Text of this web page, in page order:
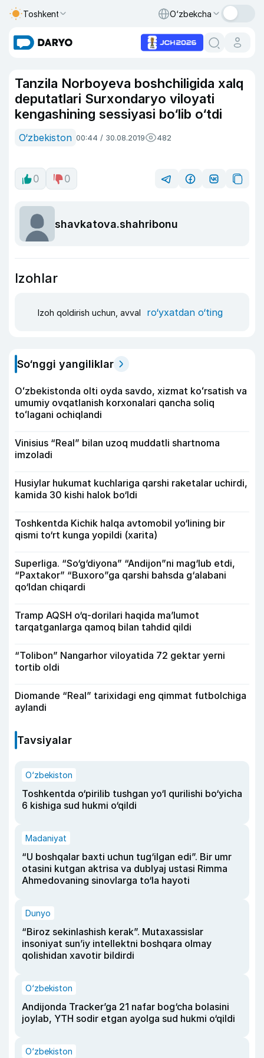
Toshkent O‘zbekcha
Tanzila Norboyeva boshchiligida xalq
deputatlari Surxondaryo viloyati
kengashining sessiyasi bo‘lib o‘tdi
O‘zbekiston 00:44 / 30.08.2019 482
0 0
shavkatova.shahribonu
Izohlar
Izoh qoldirish uchun, avval ro‘yxatdan o‘ting
So‘nggi yangiliklar
Oʻzbekistonda olti oyda savdo, xizmat koʻrsatish va
umumiy ovqatlanish korxonalari qancha soliq
toʻlagani ochiqlandi
Vinisius “Real” bilan uzoq muddatli shartnoma
imzoladi
Husiylar hukumat kuchlariga qarshi raketalar uchirdi,
kamida 30 kishi halok bo‘ldi
Toshkentda Kichik halqa avtomobil yo‘lining bir
qismi to‘rt kunga yopildi (xarita)
Superliga. “So‘g‘diyona” “Andijon”ni mag‘lub etdi,
“Paxtakor” “Buxoro”ga qarshi bahsda g‘alabani
qo‘ldan chiqardi
Tramp AQSH o‘q-dorilari haqida ma’lumot
tarqatganlarga qamoq bilan tahdid qildi
“Tolibon” Nangarhor viloyatida 72 gektar yerni
tortib oldi
Diomande “Real” tarixidagi eng qimmat futbolchiga
aylandi
Tavsiyalar
O‘zbekiston
Toshkentda o‘pirilib tushgan yo‘l qurilishi bo‘yicha
6 kishiga sud hukmi o‘qildi
Madaniyat
“U boshqalar baxti uchun tug‘ilgan edi”. Bir umr
otasini kutgan aktrisa va dublyaj ustasi Rimma
Ahmedovaning sinovlarga to‘la hayoti
Dunyo
“Biroz sekinlashish kerak”. Mutaxassislar
insoniyat sun’iy intellektni boshqara olmay
qolishidan xavotir bildirdi
O‘zbekiston
Andijonda Tracker’ga 21 nafar bog‘cha bolasini
joylab, YTH sodir etgan ayolga sud hukmi o‘qildi
O‘zbekiston